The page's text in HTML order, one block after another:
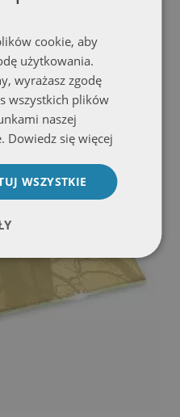
prostokątna Kolor beżowy
ofertę
cookie, aby
użytkowania.
wyrażasz zgodę
wszystkich plików
naszej
Dowiedz się więcej
WSZYSTKIE